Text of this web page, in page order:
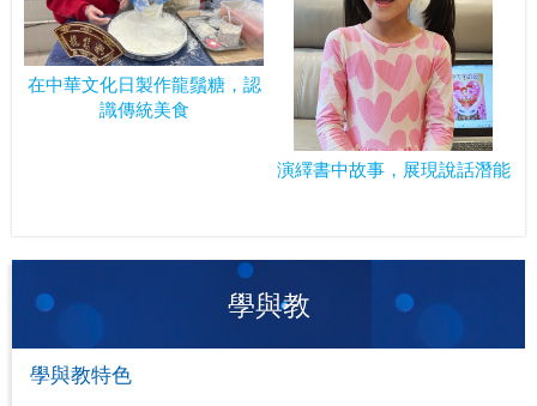
在中華文化日製作龍鬚糖，認
識傳統美食
演繹書中故事，展現說話潛能
學與教
學與教特色